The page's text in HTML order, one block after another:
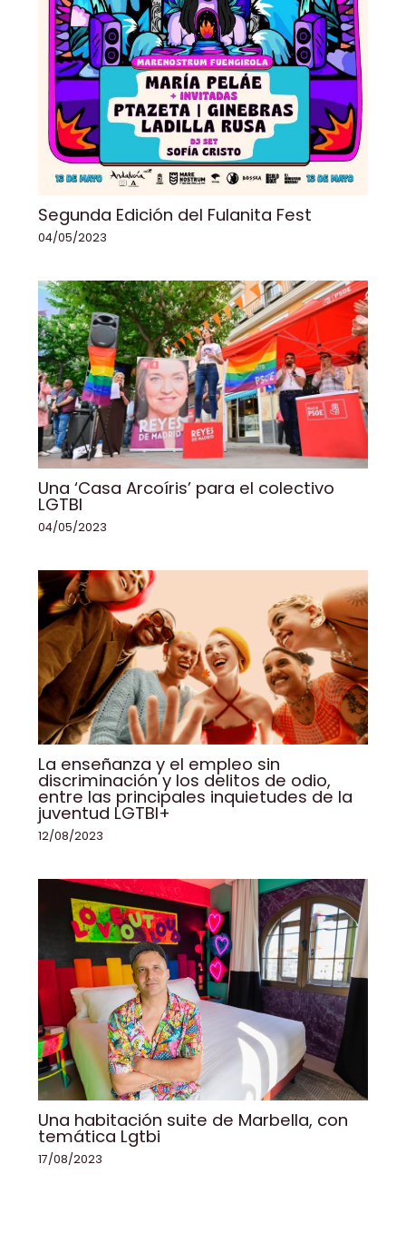
Segunda Edición del Fulanita Fest
04/05/2023
Una ‘Casa Arcoíris’ para el colectivo
LGTBI
04/05/2023
La enseñanza y el empleo sin
discriminación y los delitos de odio,
entre las principales inquietudes de la
juventud LGTBI+
12/08/2023
Una habitación suite de Marbella, con
temática Lgtbi
17/08/2023